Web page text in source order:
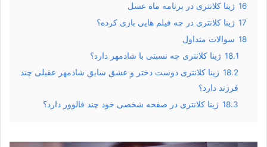
16 ژینا کلانتری در برنامه ماه عسل
17 ژینا کلانتری در چه فیلم هایی بازی کرده؟
18 سوالات متداول
18.1 ژینا کلانتری چه نسبتی با شادمهر دارد؟
18.2 ژینا کلانتری دوست دختر و عشق سابق شادمهر عقیلی چند
فرزند دارد؟
18.3 ژینا کلانتری در صفحه شخصی خود چند فالوور دارد؟